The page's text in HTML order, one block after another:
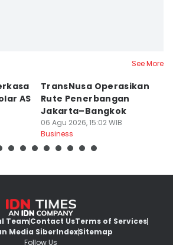
See More
AS
TransNusa Operasikan
Rute Penerbangan
Jakarta–Bangkok
06 Agu 2026, 15:02 WIB
Business
TeamContact UsTerms of Services
Media SiberIndexSitemap
Follow Us